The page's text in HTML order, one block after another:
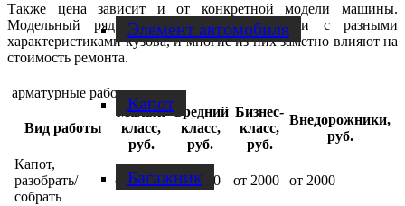
Элемент автомобиля
Капот
Багажник
Также цена зависит и от конкретной модели машины.
Модельный ряд Kia включает автомобили с разными
характеристиками кузова, и многие из них заметно влияют на
стоимость ремонта.
арматурные работы
Вид работы
Малый
класс,
руб.
Средний
класс,
руб.
Бизнес-
класс,
руб.
Внедорожники,
руб.
Капот,
разобрать/
собрать
от 1000 от 1500 от 2000 от 2000